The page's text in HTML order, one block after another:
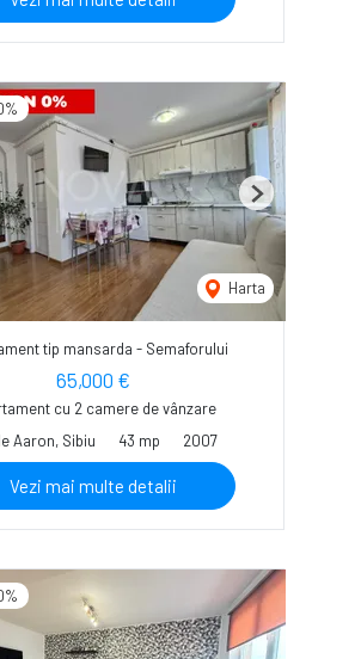
Harta
Next
tip mansarda - Semaforului
65,000 €
cu 2 camere de vânzare
Aaron, Sibiu
43 mp 2007
Vezi mai multe detalii